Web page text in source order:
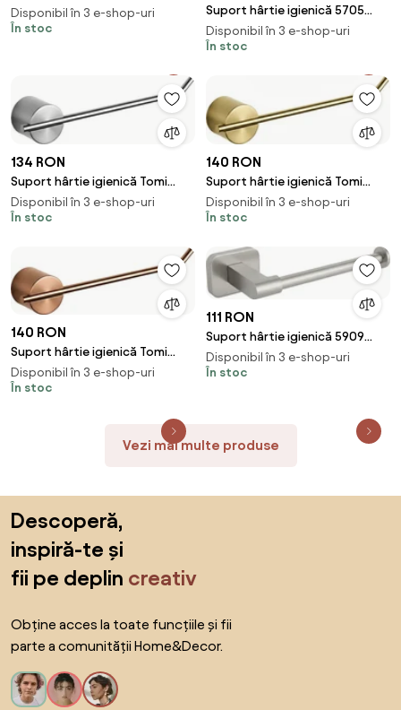
Gold
Disponibil în 3 e-shop-uri
În stoc
Suport hârtie igienică 5705
Galo Brush Nickel
Disponibil în 3 e-shop-uri
În stoc
134 RON
Suport hârtie igienică Tomi
5809 Brush Nickle
Disponibil în 3 e-shop-uri
În stoc
140 RON
Suport hârtie igienică Tomi
5809 Brush Gold
Disponibil în 3 e-shop-uri
În stoc
140 RON
Suport hârtie igienică Tomi
5809 Brush Copper
Disponibil în 3 e-shop-uri
În stoc
111 RON
Suport hârtie igienică 5909
Nico Brush Nickel
Disponibil în 3 e-shop-uri
În stoc
Vezi mai multe produse
Descoperă,
inspiră-te și
fii pe deplin creativ
Obține acces la toate funcțiile și fii
parte a comunității Home&Decor.